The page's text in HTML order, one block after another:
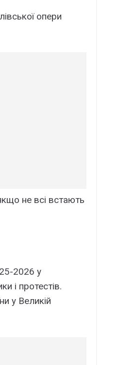
опери
не всі встають
2026 у
і протестів.
у Великій